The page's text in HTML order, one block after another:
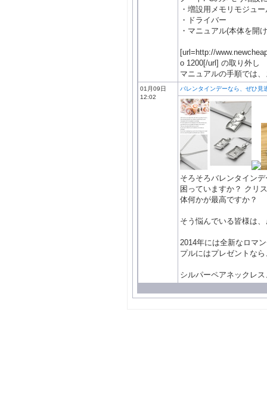
・増設用メモリモジュ
・ドライバー
・マニュアル(本体を開
[url=http://
o 1200[/url] の取り外し
マニュアルの手順では
01月09日
12:02
バレンタインデーなら、ぜひ見
そろそろバレンタイン
困っていますか？ クリ
体何かが最高ですか？
そう悩んでいる皆様は
2014年には全新なロマ
プルにはプレゼントな
シルパーペアネックレ